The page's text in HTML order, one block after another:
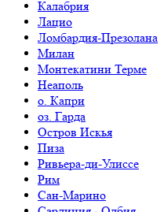
Калабрия
Лацио
Ломбардия-Презолана
Милан
Монтекатини Терме
Неаполь
о. Капри
оз. Гарда
Остров Искья
Пиза
Ривьера-ди-Улиссе
Рим
Сан-Марино